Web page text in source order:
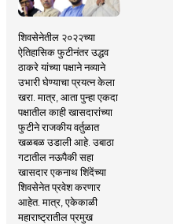
शिवसेनेतील २०२२च्या
ऐतिहासिक फुटीनंतर उद्धव
ठाकरे यांच्या पक्षाने नव्याने
उभारी घेण्याचा प्रयत्न केला
खरा. मात्र, आता पुन्हा एकदा
पक्षातील काही खासदारांच्या
फुटीने राजकीय वर्तुळात
खळबळ उडाली आहे. उबाठा
गटातील नऊपैकी सहा
खासदार एकनाथ शिंदेंच्या
शिवसेनेत प्रवेश करणार
आहेत. मात्र, एकेकाळी
महाराष्ट्रातील प्रमुख